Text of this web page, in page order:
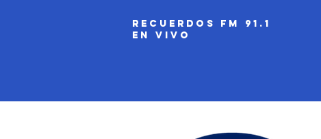
recuerdos fm 91.1
EN VIVO